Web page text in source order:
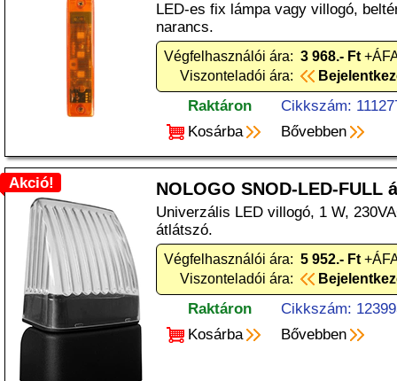
LED-es fix lámpa vagy villogó,
narancs.
Végfelhasználói ára: 3 968.- Ft
Viszonteladói ára:
Raktáron
Cikkszám:
Kosárba
Bővebben
Akció! NOLOGO SNOD-LED-FULL
Univerzális LED villogó, 1 W,
átlátszó.
Végfelhasználói ára: 5 952.- Ft
Viszonteladói ára:
Raktáron
Cikkszám:
Kosárba
Bővebben